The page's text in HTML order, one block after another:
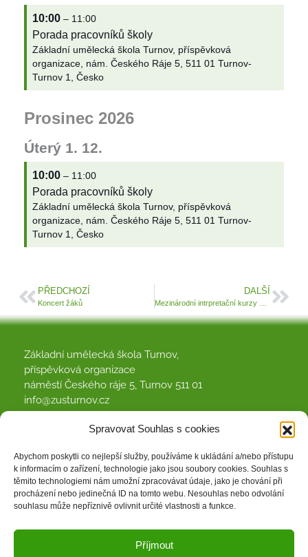
Spravovat Souhlas s cookies
Abychom poskytli co nejlepší služby, používáme k ukládání a/nebo přístupu
k informacím o zařízení, technologie jako jsou soubory cookies. Souhlas s
těmito technologiemi nám umožní zpracovávat údaje, jako je chování při
procházení nebo jedinečná ID na tomto webu. Nesouhlas nebo odvolání
souhlasu může nepříznivě ovlivnit určité vlastnosti a funkce.
Příjmout
10:00 – 11:00
Porada pracovníků školy
Základní umělecká škola Turnov, příspěvková
organizace, nám. Českého Ráje 5, 511 01 Turnov-
Turnov 1, Česko
Prosinec 2026
Úterý 1. 12.
10:00 – 11:00
Porada pracovníků školy
Základní umělecká škola Turnov, příspěvková
organizace, nám. Českého Ráje 5, 511 01 Turnov-
Turnov 1, Česko
PŘEDCHOZÍ
Koncert žáků
DALŠÍ
Základní umělecká škola Turnov,
příspěvková organizace
náměstí Českého ráje 5, Turnov 511 01
info@zusturnov.cz
481 322 767
Dokumenty Facebook Kontakt